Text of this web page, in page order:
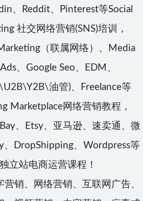
、Reddit、Pinterest等Social
社交网络营销(SNS)培训，
（联属网络）、Media
、Google Seo、EDM、
油管)、Freelance等
Marketplace网络营销教程，
、Etsy、亚马逊、速卖通、微
DropShipping、Wordpress等
立站电商运营课程！
销、网络营销、互联网广告、